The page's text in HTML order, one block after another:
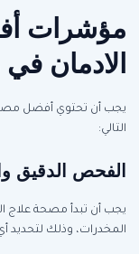
مؤشرات
الادمان
يجب أن تحتوي أفضل
التالي:
الفحص الدقيق
يجب أن تبدأ مصحة علاج
المخدرات، وذلك